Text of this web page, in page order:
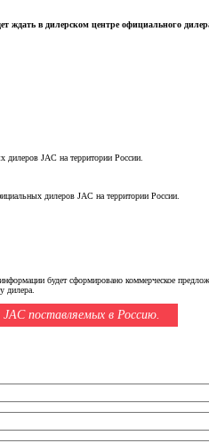
ждать в дилерском центре официального
дилеров JAC на территории России.
дилеров JAC на территории России.
будет сформировано коммерческое
дилера.
поставляемых в Россию.